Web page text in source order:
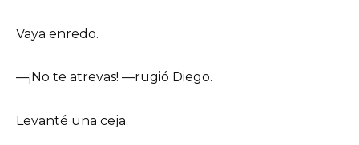
Vaya enredo.
—¡No te atrevas! —rugió Diego.
Levanté una ceja.